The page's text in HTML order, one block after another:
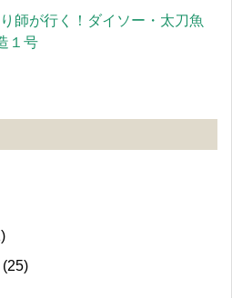
師が行く！ダイソー・太刀魚
１号
(25)